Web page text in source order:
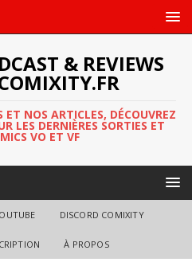
& REVIEWS
NOS ARTICLES, DÉCOUVREZ
LES DERNIÈRES SORTIES ET
VO ET VF
DISCORD COMIXITY
À PROPOS